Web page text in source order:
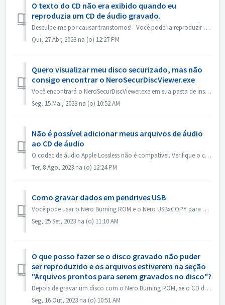
O texto do CD não era exibido quando eu
reproduzia um CD de áudio gravado.
Desculpe-me por causar transtornos! Você poderia reproduzir com o Nero MediaHome e verificar os metadados? Seus reprodutores devem suportar a leitura de t...
Qui, 27 Abr, 2023 na (o) 12:27 PM
Quero visualizar meu disco securizado, mas não
consigo encontrar o NeroSecurDiscViewer.exe
Você encontrará o NeroSecurDiscViewer.exe em sua pasta de instalação, algo como: C:\Programs (x86)\Nero\Nero 2023\Nero Burning ROM\SecurDisc Também deve ha...
Seg, 15 Mai, 2023 na (o) 10:52 AM
Não é possível adicionar meus arquivos de áudio
ao CD de áudio
O codec de áudio Apple Lossless não é compatível. Verifique o codec de áudio de seus arquivos. Ou envie-os para nós para verificação.
Ter, 8 Ago, 2023 na (o) 12:24 PM
Como gravar dados em pendrives USB
Você pode usar o Nero Burning ROM e o Nero USBxCOPY para gravar dados em pendrives/cartões USB. No Nero Burning ROM, "Raspberry Pi OS" e "ISO...
Seg, 25 Set, 2023 na (o) 11:10 AM
O que posso fazer se o disco gravado não puder
ser reproduzido e os arquivos estiverem na seção
"Arquivos prontos para serem gravados no disco"?
Depois de gravar um disco com o Nero Burning ROM, se o CD de áudio não puder ser reproduzido no CD player, abra o disco no Windows Explorer para verificar o...
Seg, 16 Out, 2023 na (o) 10:51 AM